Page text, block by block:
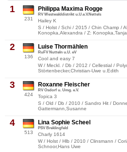
1
231
Philippa Maxima Rogge
RV Westwalddistrikt u.U.e.V.Nettels
Hailey K
S / Holst / Schi / 2015 / Chin Champ /
Konopka,Alexandra / Z: Konopka,Tanja
2
136
Luise Thormählen
RuFV Nutteln u.U. eV
Cool and easy 7
W / Meckl. / Db / 2012 / Cellestial /
Störtenbecker,Christian-Uwe u.Edith
3
424
Roxanne Fleischer
RV Osdorf u. Umg. e.V.
Topica 3
S / Old / Db / 2010 / Sandro Hit /
Gattermann,Susanne
4
513
Lina Sophie Scheel
PSV Breklingfeld
Charly 1614
W / Holst / Hlb / 2010 / Clinsmann /
Schnoor,Hans Uwe